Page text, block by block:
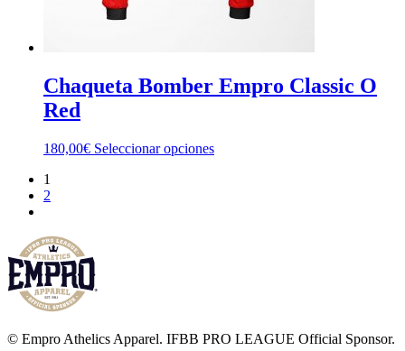
Chaqueta Bomber Empro Classic O
Red
180,00€ Seleccionar opcionesEste
página
1
2
© Empro Athelics Apparel. IFBB PRO LEAGUE Official Sponsor.